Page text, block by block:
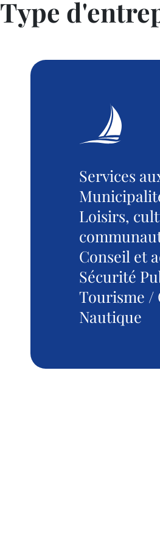
Type
Services
Loisirs,
Conseil et
Sécurité
Tourisme /
Nautique